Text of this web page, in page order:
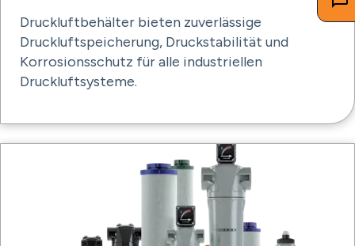
Druckluftbehälter bieten zuverlässige
Druckluftspeicherung, Druckstabilität und
Korrosionsschutz für alle industriellen
Druckluftsysteme.